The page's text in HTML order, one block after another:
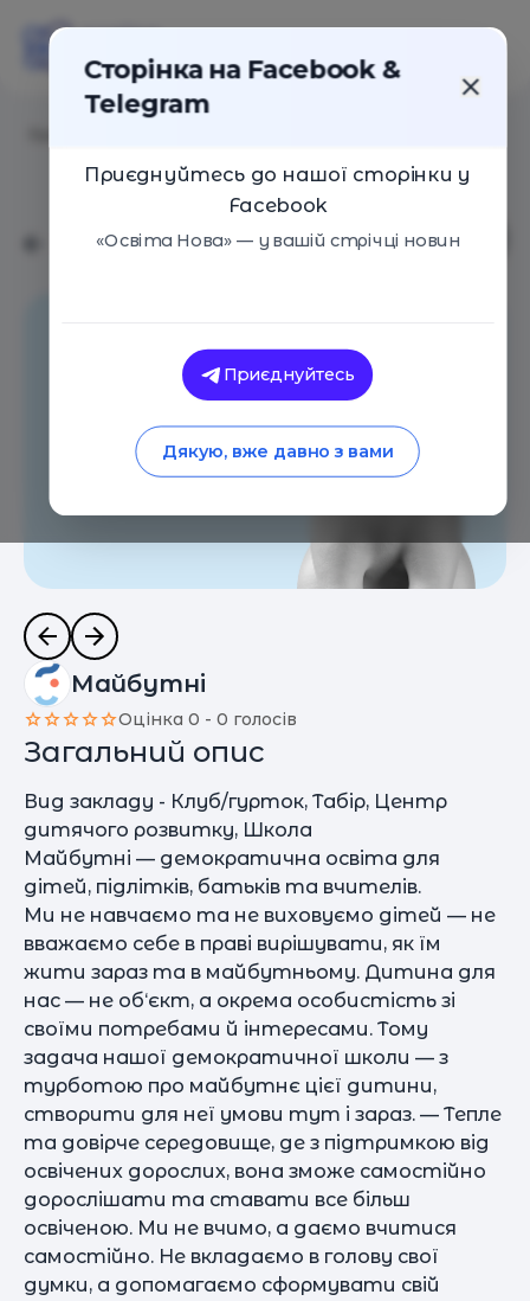
Майбутні
Оцінка 0 - 0 голосів
Загальний опис
Вид закладу - Клуб/гурток, Табір, Центр
дитячого розвитку, Школа
Майбутні — демократична освіта для
дітей, підлітків, батьків та вчителів.
Ми не навчаємо та не виховуємо дітей — не
вважаємо себе в праві вирішувати, як їм
жити зараз та в майбутньому. Дитина для
нас — не об‘єкт, а окрема особистість зі
своїми потребами й інтересами. Тому
задача нашої демократичної школи — з
турботою про майбутнє цієї дитини,
створити для неї умови тут і зараз. — Тепле
та довірче середовище, де з підтримкою від
освічених дорослих, вона зможе самостійно
дорослішати та ставати все більш
освіченою. Ми не вчимо, а даємо вчитися
самостійно. Не вкладаємо в голову свої
думки, а допомагаємо сформувати свій
Сторінка на Facebook &
Telegram
Приєднуйтесь до нашої сторінки у
Facebook
«Освіта Нова» — у вашій стрічці новин
Приєднуйтесь
Дякую, вже давно з вами